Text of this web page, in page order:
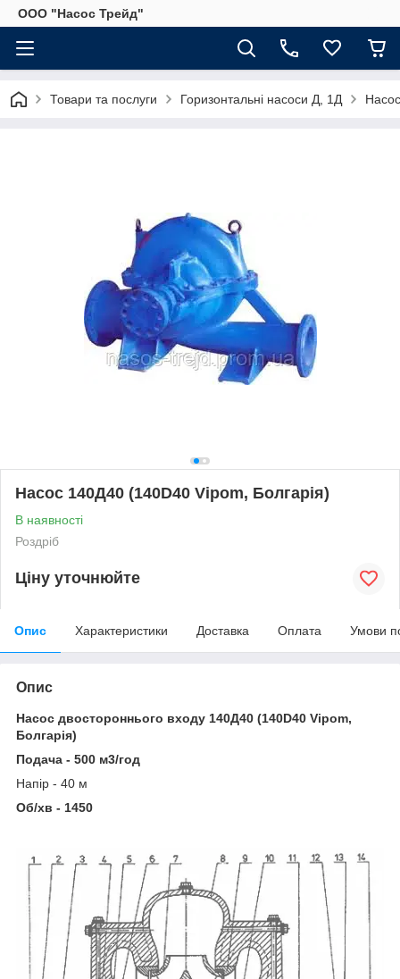
ООО "Насос Трейд"
Товари та послуги Горизонтальні насоси Д, 1Д
Насос 140Д40 (140D40 Vipom, Болгарія)
В наявності
Роздріб
Ціну уточнюйте
Опис Характеристики Доставка Оплата Умови
Опис
Насос двостороннього входу 140Д40 (140D40 Vipom,
Болгарія)
Подача - 500 м3/год
Напір - 40 м
Об/хв - 1450